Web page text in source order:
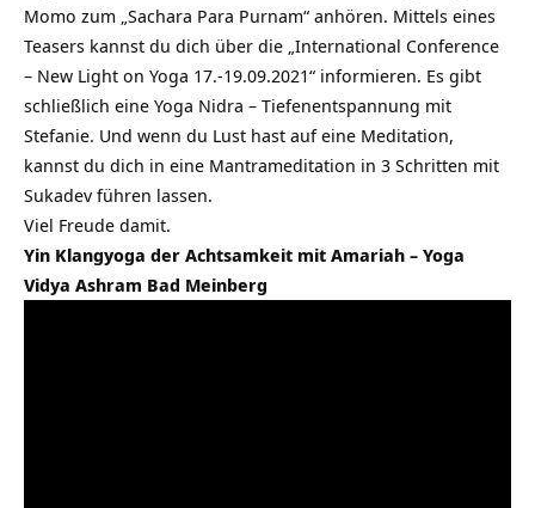
Momo zum „Sachara Para Purnam“ anhören. Mittels eines
Teasers kannst du dich über die „International Conference
– New Light on Yoga 17.-19.09.2021“ informieren. Es gibt
schließlich eine Yoga Nidra – Tiefenentspannung mit
Stefanie. Und wenn du Lust hast auf eine Meditation,
kannst du dich in eine Mantrameditation in 3 Schritten mit
Sukadev führen lassen.
Viel Freude damit.
Yin Klangyoga der Achtsamkeit mit Amariah – Yoga
Vidya Ashram Bad Meinberg